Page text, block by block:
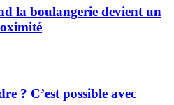
la boulangerie devient un
? C’est possible avec